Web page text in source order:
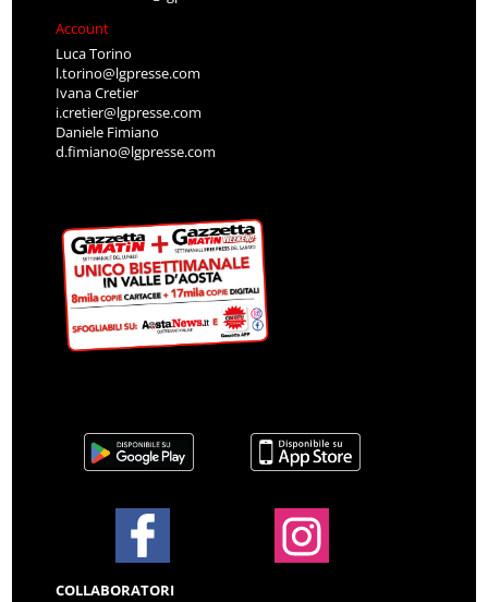
Account
Luca Torino
l.torino@lgpresse.com
Ivana Cretier
i.cretier@lgpresse.com
Daniele Fimiano
d.fimiano@lgpresse.com
COLLABORATORI